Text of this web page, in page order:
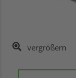
vergrößern